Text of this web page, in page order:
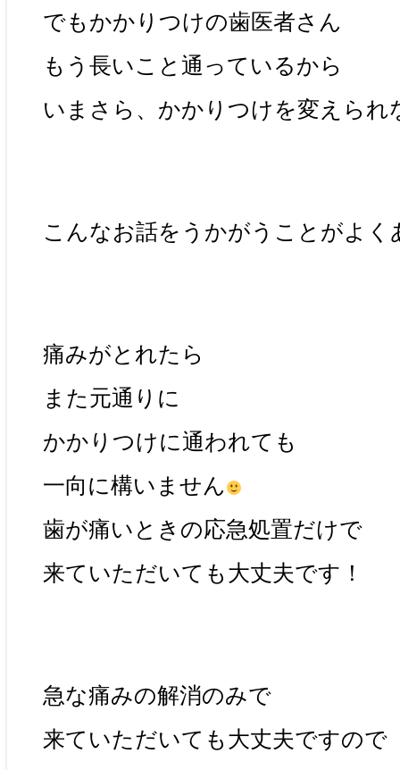
でもかかりつけの歯医者さん
もう長いこと通っているから
いまさら、かかりつけを変えら
こんなお話をうかがうことがよく
痛みがとれたら
また元通りに
かかりつけに通われても
一向に構いません
歯が痛いときの応急処置だけで
来ていただいても大丈夫です！
急な痛みの解消のみで
来ていただいても大丈夫ですので